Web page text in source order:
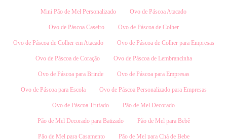
Mini Pão de Mel Personalizado Ovo de Páscoa Atacado
Ovo de Páscoa Caseiro Ovo de Páscoa de Colher
Ovo de Páscoa de Colher em Atacado Ovo de Páscoa de Colher para Empresas
Ovo de Páscoa de Coração Ovo de Páscoa de Lembrancinha
Ovo de Páscoa para Brinde Ovo de Páscoa para Empresas
Ovo de Páscoa para Escola Ovo de Páscoa Personalizado para Empresas
Ovo de Páscoa Trufado Pão de Mel Decorado
Pão de Mel Decorado para Batizado Pão de Mel para Bebê
Pão de Mel para Casamento Pão de Mel para Chá de Bebe